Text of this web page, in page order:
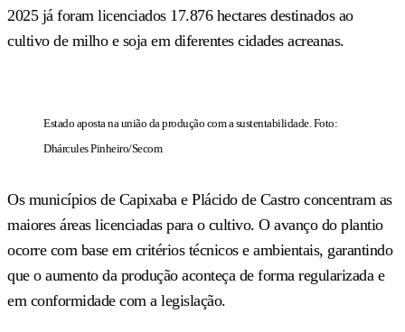
2025 já foram licenciados 17.876 hectares destinados ao
cultivo de milho e soja em diferentes cidades acreanas.
Estado aposta na união da produção com a sustentabilidade. Foto:
Dhárcules Pinheiro/Secom
Os municípios de Capixaba e Plácido de Castro concentram as
maiores áreas licenciadas para o cultivo. O avanço do plantio
ocorre com base em critérios técnicos e ambientais, garantindo
que o aumento da produção aconteça de forma regularizada e
em conformidade com a legislação.